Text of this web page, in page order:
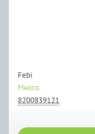
Febi
Много
8200839121